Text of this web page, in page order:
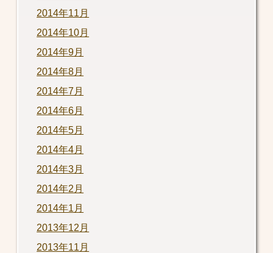
2014年11月
2014年10月
2014年9月
2014年8月
2014年7月
2014年6月
2014年5月
2014年4月
2014年3月
2014年2月
2014年1月
2013年12月
2013年11月